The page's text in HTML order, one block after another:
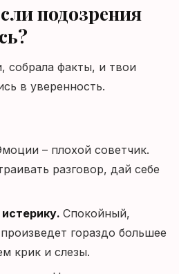
подозрения
собрала факты, и твои
в уверенность.
– плохой советчик.
разговор, дай себе
Спокойный,
гораздо большее
крик и слезы.